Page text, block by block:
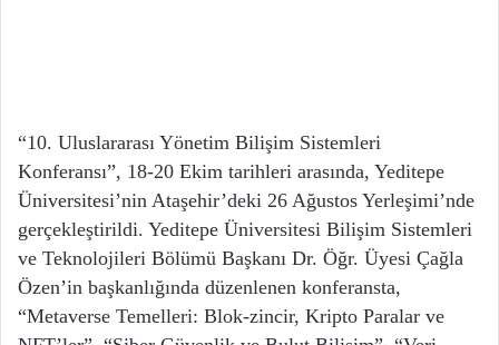
“10. Uluslararası Yönetim Bilişim Sistemleri
Konferansı”, 18-20 Ekim tarihleri arasında, Yeditepe
Üniversitesi’nin Ataşehir’deki 26 Ağustos Yerleşimi’nde
gerçekleştirildi. Yeditepe Üniversitesi Bilişim Sistemleri
ve Teknolojileri Bölümü Başkanı Dr. Öğr. Üyesi Çağla
Özen’in başkanlığında düzenlenen konferansta,
“Metaverse Temelleri: Blok-zincir, Kripto Paralar ve